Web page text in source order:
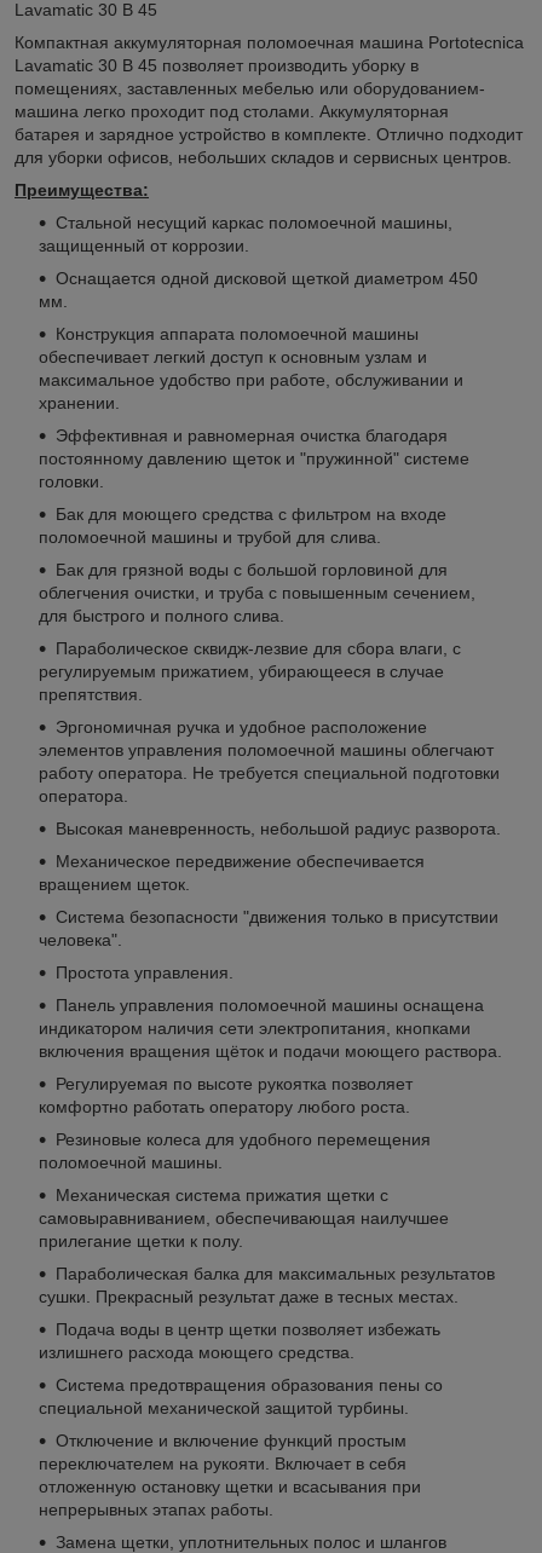
Lavamatic 30 B 45
Компактная аккумуляторная поломоечная машина Portotecnica
Lavamatic 30 B 45 позволяет производить уборку в
помещениях, заставленных мебелью или оборудованием-
машина легко проходит под столами. Аккумуляторная
батарея и зарядное устройство в комплекте. Отлично подходит
для уборки офисов, небольших складов и сервисных центров.
Преимущества:
Стальной несущий каркас поломоечной машины,
защищенный от коррозии.
Оснащается одной дисковой щеткой диаметром 450
мм.
Конструкция аппарата поломоечной машины
обеспечивает легкий доступ к основным узлам и
максимальное удобство при работе, обслуживании и
хранении.
Эффективная и равномерная очистка благодаря
постоянному давлению щеток и "пружинной" системе
головки.
Бак для моющего средства с фильтром на входе
поломоечной машины и трубой для слива.
Бак для грязной воды с большой горловиной для
облегчения очистки, и труба с повышенным сечением,
для быстрого и полного слива.
Параболическое сквидж-лезвие для сбора влаги, с
регулируемым прижатием, убирающееся в случае
препятствия.
Эргономичная ручка и удобное расположение
элементов управления поломоечной машины облегчают
работу оператора. Не требуется специальной подготовки
оператора.
Высокая маневренность, небольшой радиус разворота.
Механическое передвижение обеспечивается
вращением щеток.
Система безопасности "движения только в присутствии
человека".
Простота управления.
Панель управления поломоечной машины оснащена
индикатором наличия сети электропитания, кнопками
включения вращения щёток и подачи моющего раствора.
Регулируемая по высоте рукоятка позволяет
комфортно работать оператору любого роста.
Резиновые колеса для удобного перемещения
поломоечной машины.
Механическая система прижатия щетки с
самовыравниванием, обеспечивающая наилучшее
прилегание щетки к полу.
Параболическая балка для максимальных результатов
сушки. Прекрасный результат даже в тесных местах.
Подача воды в центр щетки позволяет избежать
излишнего расхода моющего средства.
Система предотвращения образования пены со
специальной механической защитой турбины.
Отключение и включение функций простым
переключателем на рукояти. Включает в себя
отложенную остановку щетки и всасывания при
непрерывных этапах работы.
Замена щетки, уплотнительных полос и шлангов